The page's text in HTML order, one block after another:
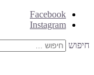
Facebook
Instagram
חיפוש